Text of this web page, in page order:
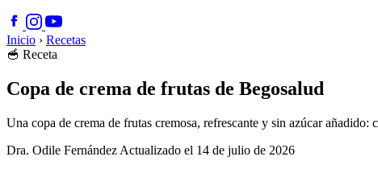
Inicio › Recetas
🥣 Receta
Copa de crema de frutas de Begosalud
Una copa de crema de frutas cremosa, refrescante y sin azúcar
Dra. Odile Fernández Actualizado el 14 de julio de 2026